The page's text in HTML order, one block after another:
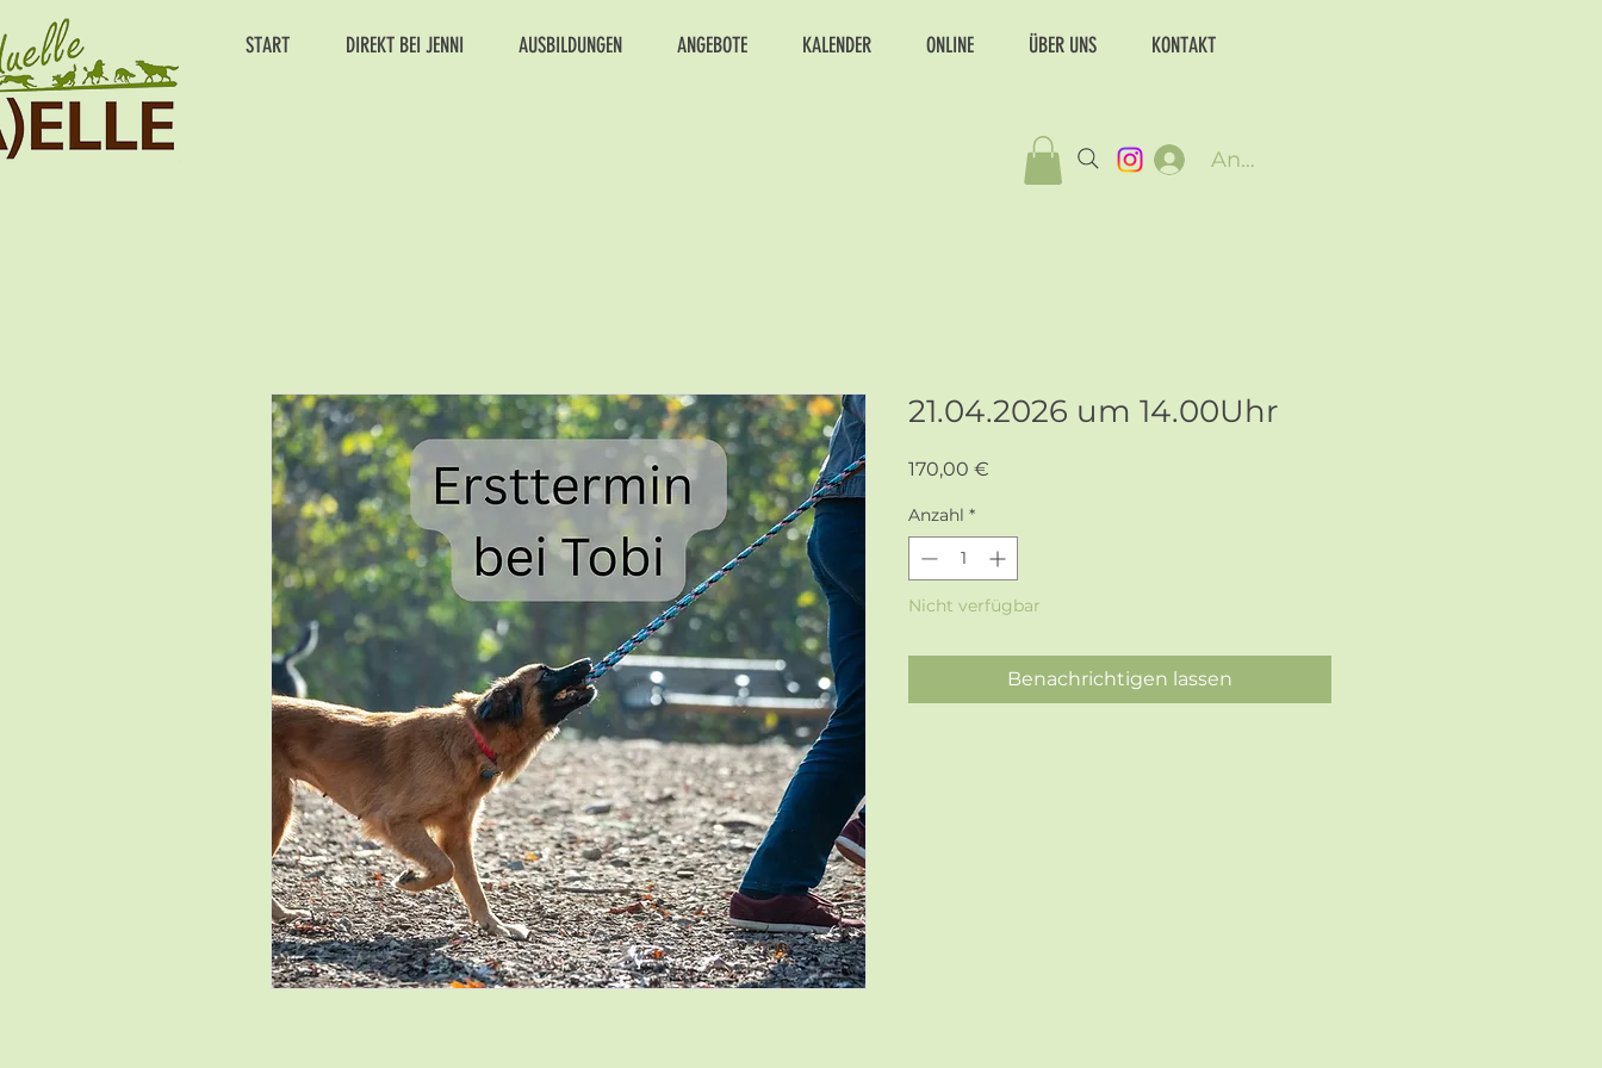
START DIREKT BEI JENNI AUSBILDUNGEN ANGEBOTE KALENDER ONLINE ÜBER UNS KONTAKT
Anmelden
21.04.2026 um 14.00Uhr
170,00 €
Anzahl *
Nicht verfügbar
Benachrichtigen lassen